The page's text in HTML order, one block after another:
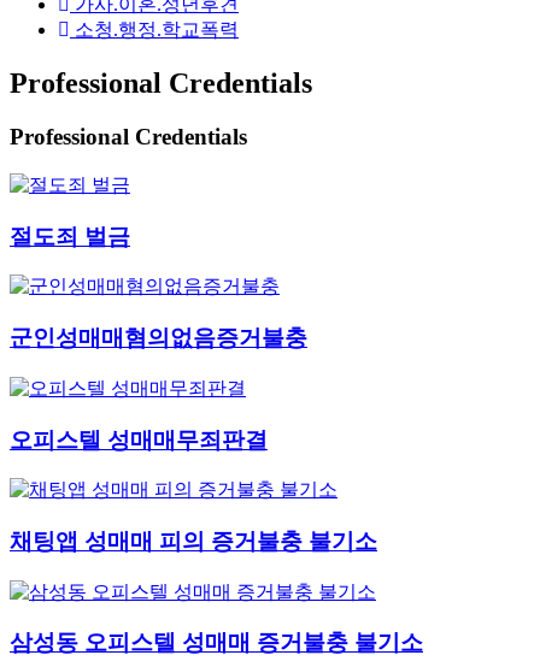
가사.이혼.성년후견
소청.행정.학교폭력
Professional Credentials
Professional Credentials
절도죄 벌금
군인성매매혐의없음증거불충
오피스텔 성매매무죄판결
채팅앱 성매매 피의 증거불충 불기소
삼성동 오피스텔 성매매 증거불충 불기소